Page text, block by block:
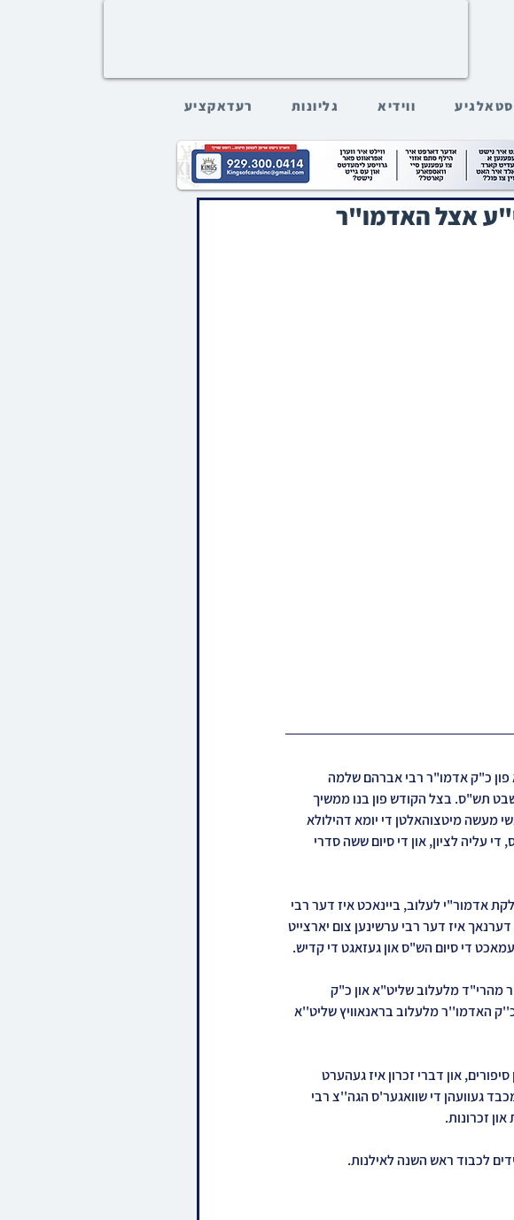
ווידיא גליונות רעדאקציע
אצל האדמו"ר
פון כ"ק אדמו"ר רבי אברהם שלמה
שבט תש"ס. בצל הקודש פון בנו ממשיך
מעשה מיטצוהאלטן די יומא דהילולא
עליה לציון, און די סיום ששה סדרי
אדמור"י לעלוב, ביינאכט איז דער רבי
איז דער רבי ערשינען צום יארצייט
די סיום הש"ס און געזאגט די קדיש.
מהרי"ד מלעלוב שליט"א און כ"ק
האדמו''ר מלעלוב בראנאוויץ שליט''א
און דברי זכרון איז געהערט
געוועהן די שוואגער'ס הגה''צ רבי
זכרונות.
לכבוד ראש השנה לאילנות.